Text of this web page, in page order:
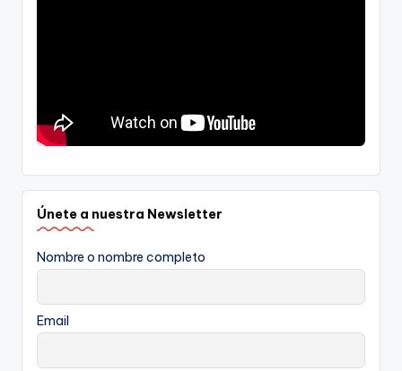
Únete a nuestra Newsletter
Nombre o nombre completo
Email